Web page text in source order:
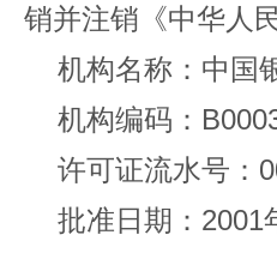
销并注销《中华人
机构名称：中国
机构编码：
许可证流水号：
批准日期：2001